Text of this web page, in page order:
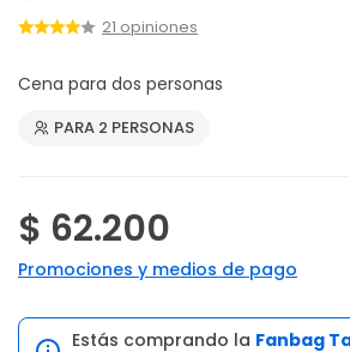
21 opiniones
Cena para dos personas
PARA 2 PERSONAS
$ 62.200
Promociones y medios de pago
Estás comprando la Fanbag